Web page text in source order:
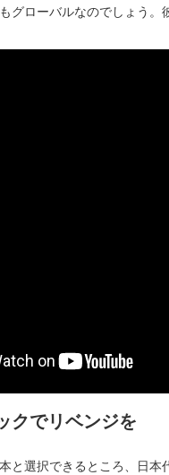
グローバルなのでしょう。
クでリベンジを
と選択できるところ、日